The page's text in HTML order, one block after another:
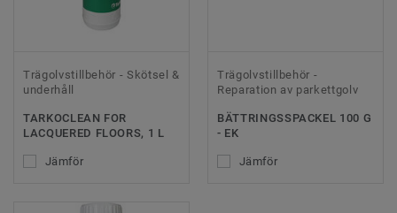
Trägolvstillbehör - Skötsel &
underhåll
TARKOCLEAN FOR
LACQUERED FLOORS, 1 L
Jämför
Trägolvstillbehör -
Reparation av parkettgolv
BÄTTRINGSSPACKEL 100 G
- EK
Jämför